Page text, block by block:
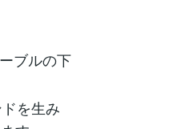
ブルの下
を生み